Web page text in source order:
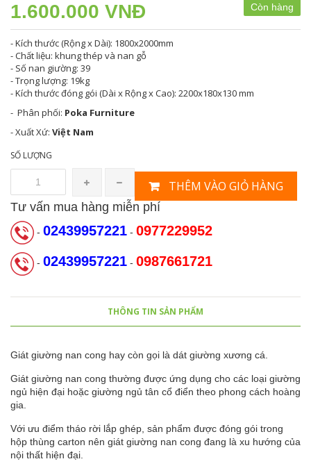
Còn hàng
1.600.000 VNĐ
- Kích thước (Rộng x Dài): 1800x2000mm
- Chất liệu: khung thép và nan gỗ
- Số nan giường: 39
- Trọng lượng: 19kg
- Kích thước đóng gói (Dài x Rộng x Cao): 2200x180x130 mm
- Phân phối: Poka Furniture
- Xuất Xứ: Việt Nam
SỐ LƯỢNG
THÊM VÀO GIỎ HÀNG
Tư vấn mua hàng miễn phí
- 02439957221 - 0977229952
- 02439957221 - 0987661721
THÔNG TIN SẢN PHẨM
Giát giường nan cong hay còn gọi là dát giường xương cá.
Giát giường nan cong thường được ứng dụng cho các loại giường
ngủ hiện đại hoặc giường ngủ tân cổ điển theo phong cách hoàng
gia.
Với ưu điểm tháo rời lắp ghép, sản phẩm được đóng gói trong
hộp thùng carton nên giát giường nan cong đang là xu hướng của
nội thất hiện đại.